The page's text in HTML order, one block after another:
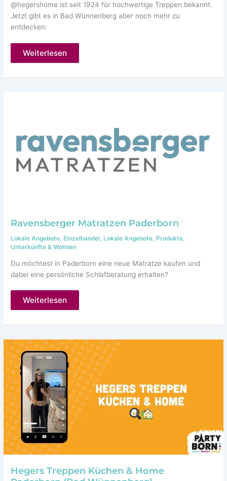
@hegershome ist seit 1924 für hochwertige Treppen bekannt.
Jetzt gibt es in Bad Wünnenberg aber noch mehr zu
entdecken:
Designer-
Weiterlesen
Ravensberger Matratzen Paderborn
Lokale Angebote, Einzelhandel, Lokale Angebote, Produkte,
Unterkünfte & Wohnen
Du möchtest in Paderborn eine neue Matratze kaufen und
dabei eine persönliche Schlafberatung erhalten?
Ravensberger
Weiterlesen
Hegers Treppen Küchen & Home